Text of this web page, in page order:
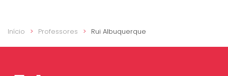
Início Professores Rui Albuquerque